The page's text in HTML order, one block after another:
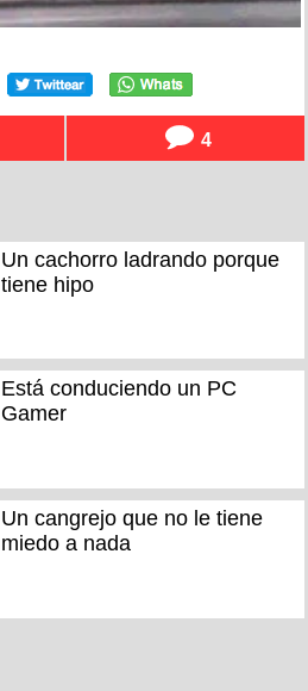
4
Un cachorro ladrando porque
tiene hipo
Está conduciendo un PC
Gamer
Un cangrejo que no le tiene
miedo a nada